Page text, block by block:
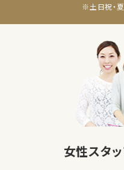
※土日祝・
女性スタ